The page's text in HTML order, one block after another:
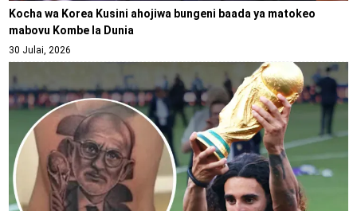
Kocha wa Korea Kusini ahojiwa bungeni baada ya matokeo
mabovu Kombe la Dunia
30 Julai, 2026